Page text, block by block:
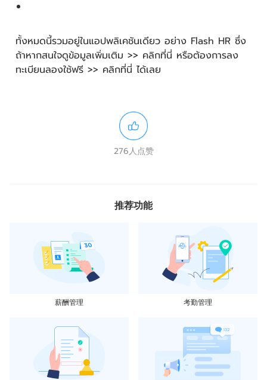
ทั้งหมดนี้รวมอยู่ในแอปพลิเคชันเดียว อย่าง Flash HR ซึ่ง
ถ้าหากสนใจดูข้อมูลเพิ่มเติม >> คลิกที่นี่ หรือต้องการลง
ทะเบียนลองใช้ฟรี >> คลิกที่นี่ ได้เลย
276人点赞
推荐功能
薪酬管理 考勤管理